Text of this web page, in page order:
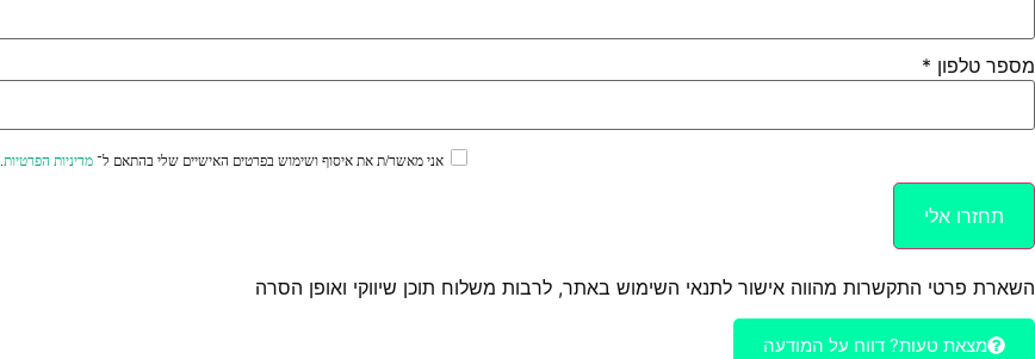
מספר טלפון *
אני מאשר/ת את איסוף ושימוש בפרטים האישיים שלי בהתאם ל־מדיניות הפרטיות.
תחזרו אלי
השארת פרטי התקשרות מהווה אישור לתנאי השימוש באתר, לרבות משלוח תוכן שיווקי ואופן הסרה
מצאת טעות? דווח על המודעה